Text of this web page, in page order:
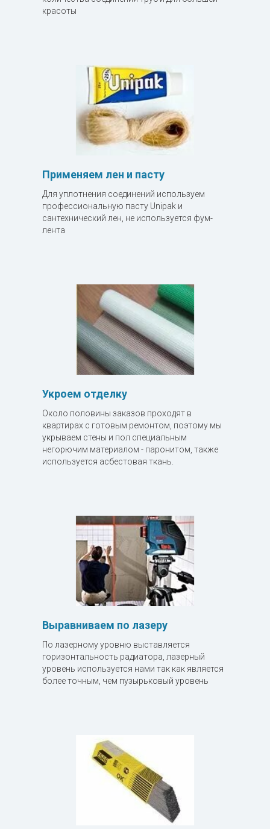
красоты
Применяем лен и пасту
Для уплотнения соединений используем
профессиональную пасту Unipak и
сантехнический лен, не используется фум-
лента
Укроем отделку
Около половины заказов проходят в
квартирах с готовым ремонтом, поэтому мы
укрываем стены и пол специальным
негорючим материалом - паронитом, также
используется асбестовая ткань.
Выравниваем по лазеру
По лазерному уровню выставляется
горизонтальность радиатора, лазерный
уровень используется нами так как является
более точным, чем пузырьковый уровень